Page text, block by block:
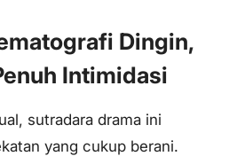
Dingin,
Intimidasi
sutradara drama ini
yang cukup berani.